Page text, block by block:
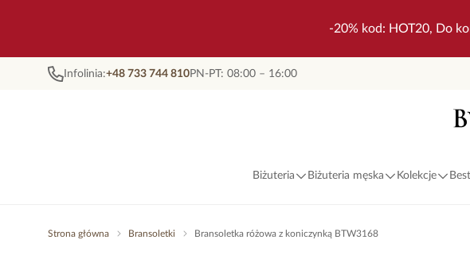
-20% kod: HOT20, Do
Infolinia:+48 733 744 810PN-PT: 08:00 – 16:00
Biżuteria Biżuteria męska Kolekcje
Strona główna Bransoletki Bransoletka różowa z koniczynką BTW3168